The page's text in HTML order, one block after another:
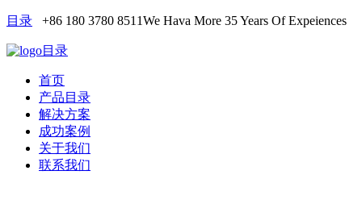
目录 +86 180 3780 8511We Hava More 35 Years Of Expeiences
目录
首页
产品目录
解决方案
成功案例
关于我们
联系我们